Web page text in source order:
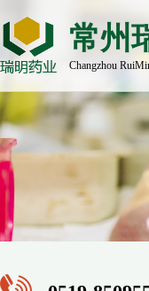
常州
Changzhou